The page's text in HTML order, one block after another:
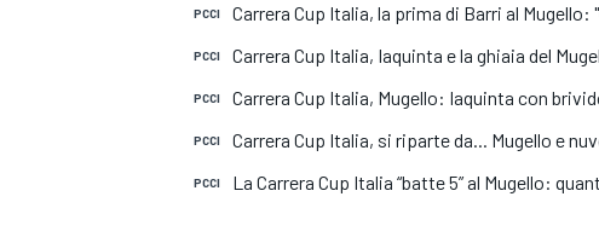
PCCI Carrera Cup Italia, la prima di Barri al
PCCI Carrera Cup Italia, Iaquinta e la ghiaia del
PCCI Carrera Cup Italia, Mugello: Iaquinta con
PCCI Carrera Cup Italia, si riparte da... Mugello e
PCCI La Carrera Cup Italia “batte 5” al Mugello: